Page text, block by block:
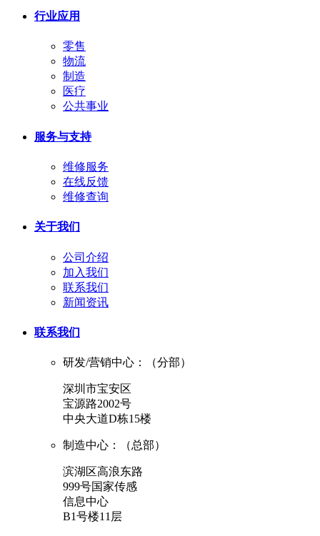
行业应用
零售
物流
制造
医疗
公共事业
服务与支持
维修服务
在线反馈
维修查询
关于我们
公司介绍
加入我们
联系我们
新闻资讯
联系我们
研发/营销中心：（分部）
深圳市宝安区
宝源路2002号
中央大道D栋15楼
制造中心：（总部）
滨湖区高浪东路
999号国家传感
信息中心
B1号楼11层